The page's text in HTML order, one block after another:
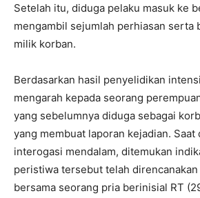
Setelah itu, diduga pelaku masuk ke
mengambil sejumlah perhiasan serta
milik korban.
Berdasarkan hasil penyelidikan
mengarah kepada seorang
yang sebelumnya diduga sebagai
yang membuat laporan kejadian. Saat
interogasi mendalam, ditemukan
peristiwa tersebut telah
bersama seorang pria berinisial RT